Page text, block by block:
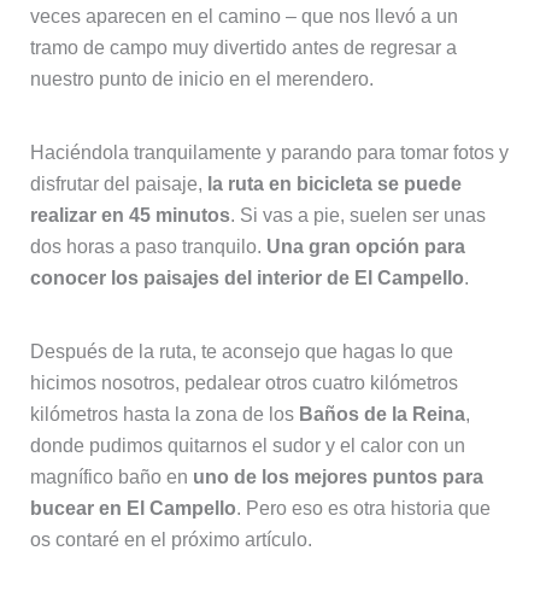
veces aparecen en el camino – que nos llevó a un
tramo de campo muy divertido antes de regresar a
nuestro punto de inicio en el merendero.
Haciéndola tranquilamente y parando para tomar fotos y
disfrutar del paisaje, la ruta en bicicleta se puede
realizar en 45 minutos. Si vas a pie, suelen ser unas
dos horas a paso tranquilo. Una gran opción para
conocer los paisajes del interior de El Campello.
Después de la ruta, te aconsejo que hagas lo que
hicimos nosotros, pedalear otros cuatro kilómetros
kilómetros hasta la zona de los Baños de la Reina,
donde pudimos quitarnos el sudor y el calor con un
magnífico baño en uno de los mejores puntos para
bucear en El Campello. Pero eso es otra historia que
os contaré en el próximo artículo.